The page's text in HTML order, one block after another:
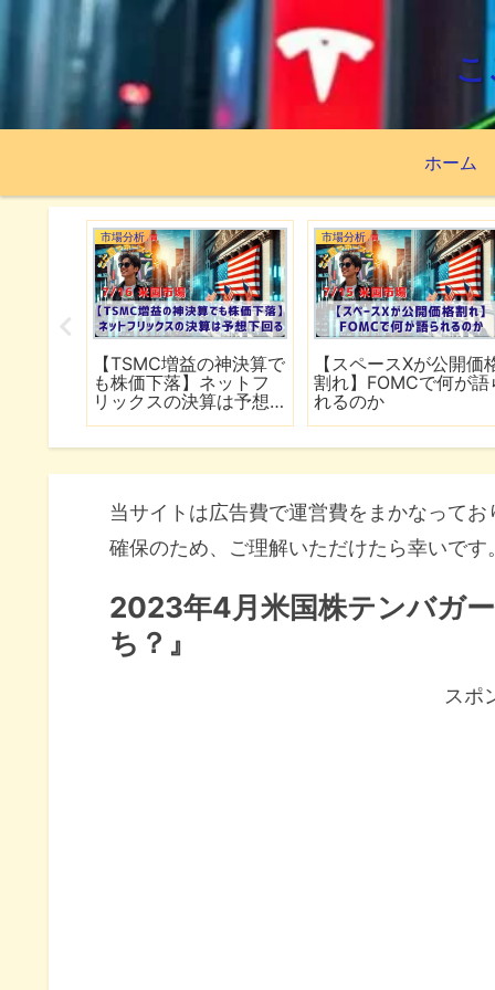
ホーム
市場分析
【TSMC増益の神決算で
も株価下落】ネットフ
リックスの決算は予想
市場分析
【スペースXが公開価
割れ】FOMCで何が語
れるのか
当サイトは広告費で運営費をまかなって
確保のため、ご理解いただけたら幸いです
2023年4月米国株テンバガ
ち？』
スポ